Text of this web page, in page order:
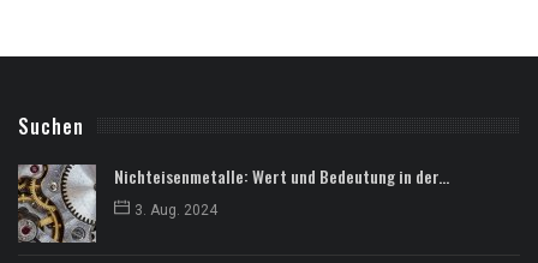
Suchen
Nichteisenmetalle: Wert und Bedeutung in der...
3. Aug. 2024